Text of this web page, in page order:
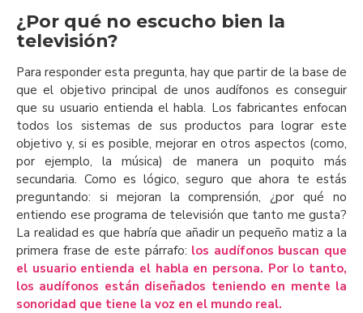
¿Por qué no escucho bien la
televisión?
Para responder esta pregunta, hay que partir de la base de
que el objetivo principal de unos audífonos es conseguir
que su usuario entienda el habla. Los fabricantes enfocan
todos los sistemas de sus productos para lograr este
objetivo y, si es posible, mejorar en otros aspectos (como,
por ejemplo, la música) de manera un poquito más
secundaria. Como es lógico, seguro que ahora te estás
preguntando: si mejoran la comprensión, ¿por qué no
entiendo ese programa de televisión que tanto me gusta?
La realidad es que habría que añadir un pequeño matiz a la
primera frase de este párrafo: los audífonos buscan que
el usuario entienda el habla en persona. Por lo tanto,
los audífonos están diseñados teniendo en mente la
sonoridad que tiene la voz en el mundo real.